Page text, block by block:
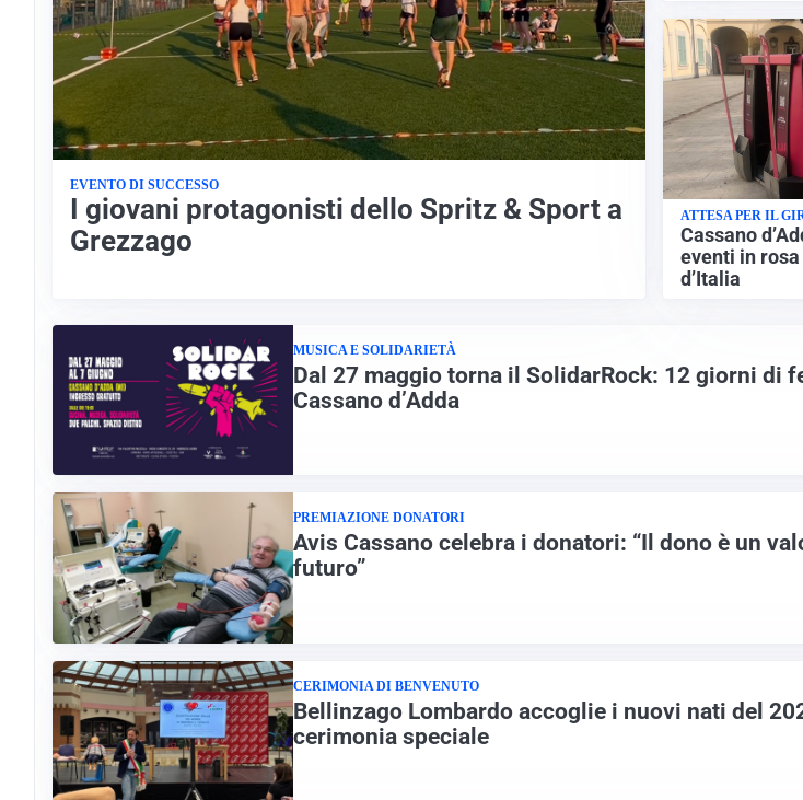
EVENTO DI SUCCESSO
I giovani protagonisti dello Spritz & Sport a
Grezzago
ATTESA PER IL
Cassano
eventi in
d’Italia
MUSICA E SOLIDARIETÀ
Dal 27 maggio torna il SolidarRock: 12 giorni di
Cassano d’Adda
PREMIAZIONE DONATORI
Avis Cassano celebra i donatori: “Il dono è un
futuro”
CERIMONIA DI BENVENUTO
Bellinzago Lombardo accoglie i nuovi nati del
cerimonia speciale